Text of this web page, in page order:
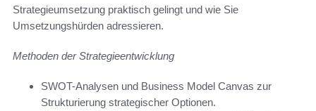
Strategieumsetzung praktisch gelingt und wie Sie
Umsetzungshürden adressieren.
Methoden der Strategieentwicklung
SWOT-Analysen und Business Model Canvas zur
Strukturierung strategischer Optionen.